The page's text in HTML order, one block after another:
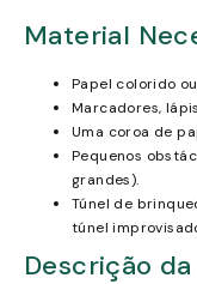
Material
Papel colorido
Marcadores,
Uma coroa de
Pequenos
grandes).
Túnel de
túnel
Descrição